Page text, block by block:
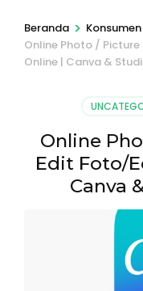
Beranda >
Online Photo /
Online | Canva &
Online
Edit Foto/
Canva